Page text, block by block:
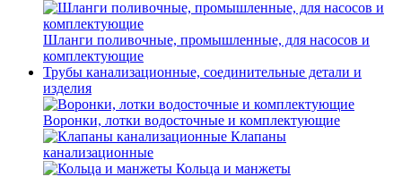
Шланги поливочные, промышленные, для насосов и
комплектующие
Трубы канализационные, соединительные детали и
изделия
Воронки, лотки водосточные и комплектующие
Клапаны
канализационные
Кольца и манжеты